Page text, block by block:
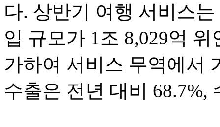
다. 상반기 여행 서비스
입 규모가 1조 8,029억
가하여 서비스 무역에서
수출은 전년 대비 68.7%,